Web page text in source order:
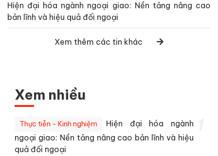
Hiện đại hóa ngành ngoại giao: Nền tảng nâng cao
bản lĩnh và hiệu quả đối ngoại
Xem thêm các tin khác
Xem nhiều
Thực tiễn - Kinh nghiệm
Hiện đại hóa ngành
ngoại giao: Nền tảng nâng cao bản lĩnh và hiệu
quả đối ngoại